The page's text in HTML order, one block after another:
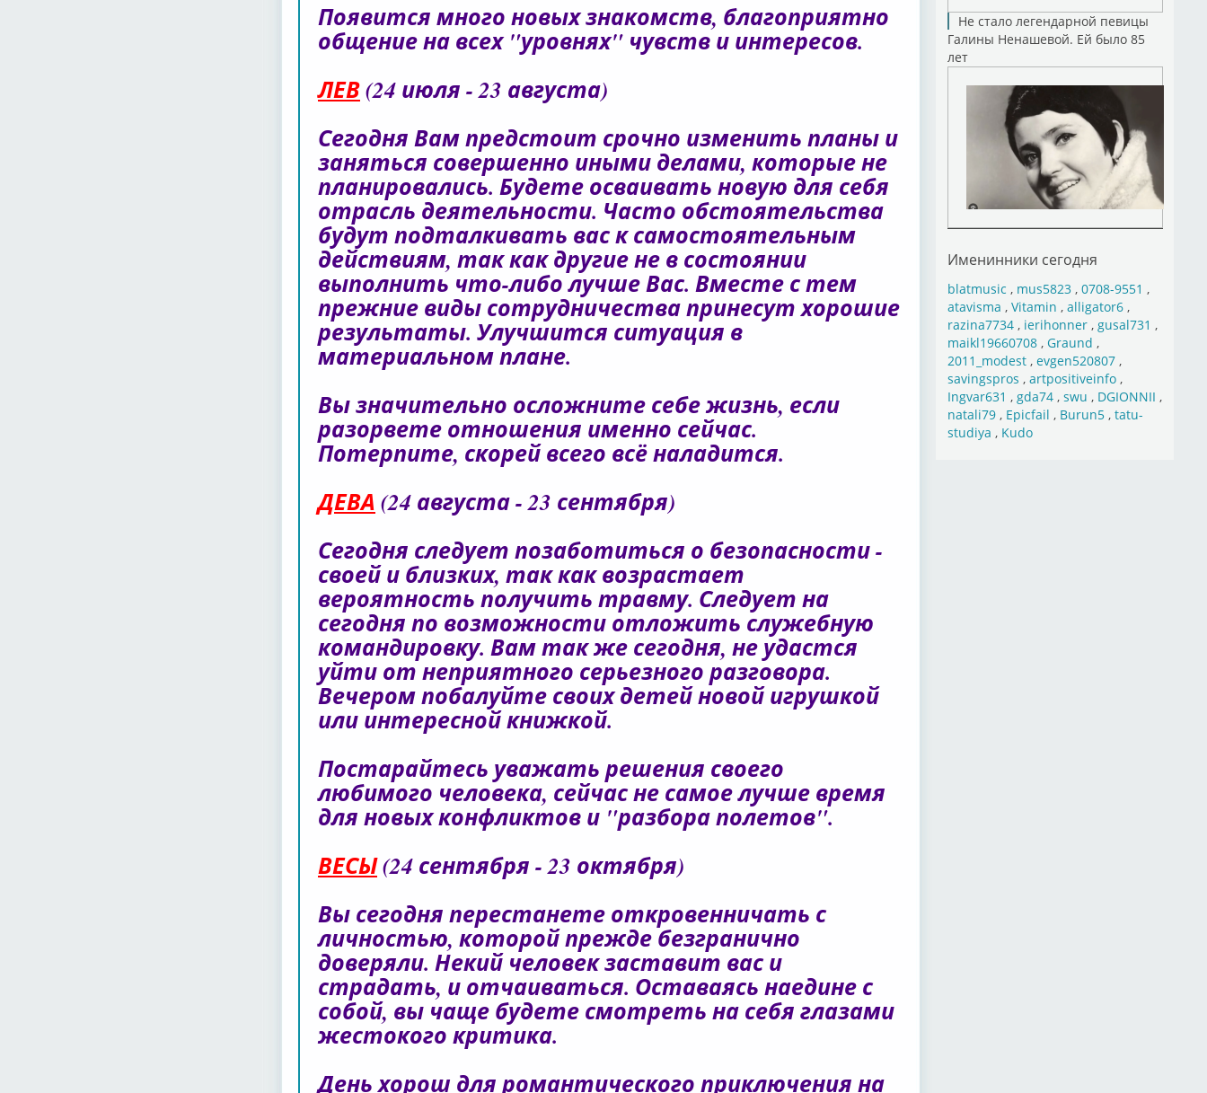
Появится много новых знакомств, благоприятно
общение на всех "уровнях" чувств и интересов.
ЛЕВ(24 июля - 23 августа)
Сегодня Вам предстоит срочно изменить планы и
заняться совершенно иными делами, которые не
планировались. Будете осваивать новую для себя
отрасль деятельности. Часто обстоятельства
будут подталкивать вас к самостоятельным
действиям, так как другие не в состоянии
выполнить что-либо лучше Вас. Вместе с тем
прежние виды сотрудничества принесут хорошие
результаты. Улучшится ситуация в
материальном плане.
Вы значительно осложните себе жизнь, если
разорвете отношения именно сейчас.
Потерпите, скорей всего всё наладится.
ДЕВА (24 августа - 23 сентября)
Сегодня следует позаботиться о безопасности -
своей и близких, так как возрастает
вероятность получить травму. Следует на
сегодня по возможности отложить служебную
командировку. Вам так же сегодня, не удастся
уйти от неприятного серьезного разговора.
Вечером побалуйте своих детей новой игрушкой
или интересной книжкой.
Постарайтесь уважать решения своего
любимого человека, сейчас не самое лучше время
для новых конфликтов и "разбора полетов".
ВЕСЫ(24 сентября - 23 октября)
Вы сегодня перестанете откровенничать с
личностью, которой прежде безгранично
доверяли. Некий человек заставит вас и
страдать, и отчаиваться. Оставаясь наедине с
собой, вы чаще будете смотреть на себя глазами
жестокого критика.
День хорош для романтического приключения на
Не стало легендарной певицы
Галины Ненашевой. Ей было 85
лет
Именинники сегодня
blatmusic , mus5823, 0708-9551 ,
atavisma , Vitamin , alligator6,
razina7734, ierihonner, gusal731 ,
maikl19660708, Graund ,
2011_modest, evgen520807,
savingspros , artpositiveinfo,
Ingvar631 , gda74, swu , DGIONNII ,
natali79, Epicfail , Burun5, tatu-
studiya , Kudo